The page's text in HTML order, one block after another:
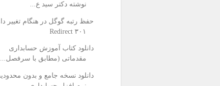
نوشته دکتر سید ع...
حفظ رتبه گوگل در هنگام تغییر
۳۰۱ Redirect
دانلود کتاب آموزش حسابداری
مقدماتی (مطابق با سرفصل...
دانلود نسخه جامع و بدون